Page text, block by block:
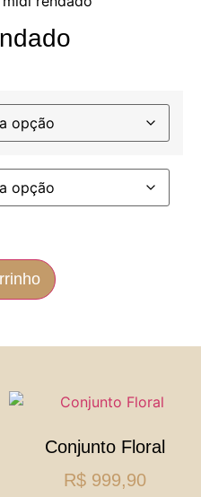
Conjunto Floral
R$ 999,90